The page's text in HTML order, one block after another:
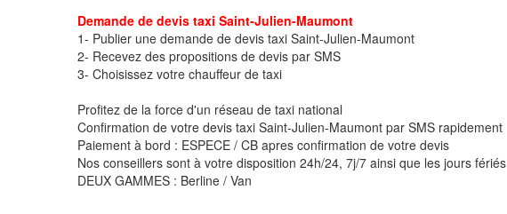
Demande de devis taxi Saint-Julien-Maumont
1- Publier une demande de devis taxi Saint-Julien-Maumont
2- Recevez des propositions de devis par SMS
3- Choisissez votre chauffeur de taxi
Profitez de la force d'un réseau de taxi national
Confirmation de votre devis taxi Saint-Julien-Maumont par SMS rapidement
Paiement à bord : ESPECE / CB apres confirmation de votre devis
Nos conseillers sont à votre disposition 24h/24, 7j/7 ainsi que les jours fériés
DEUX GAMMES : Berline / Van